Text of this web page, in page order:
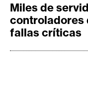
Miles de
controladores
fallas críticas